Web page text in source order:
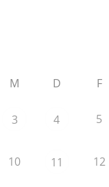
M D F
3 4 5
10 11 12